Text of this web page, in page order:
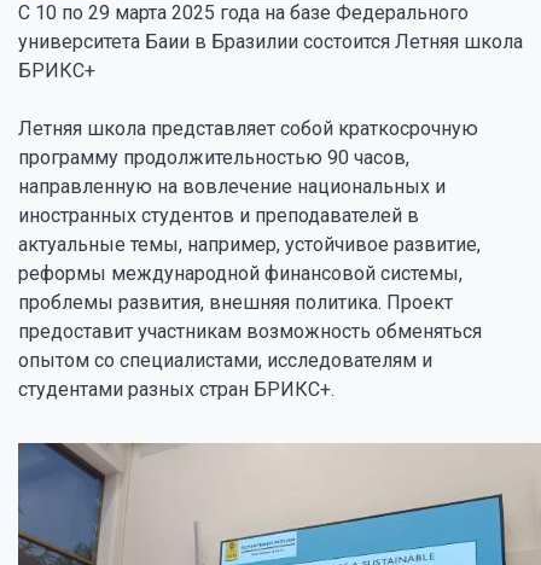
С 10 по 29 марта 2025 года на базе Федерального
университета Баии в Бразилии состоится Летняя школа
БРИКС+
Летняя школа представляет собой краткосрочную
программу продолжительностью 90 часов,
направленную на вовлечение национальных и
иностранных студентов и преподавателей в
актуальные темы, например, устойчивое развитие,
реформы международной финансовой системы,
проблемы развития, внешняя политика. Проект
предоставит участникам возможность обменяться
опытом со специалистами, исследователям и
студентами разных стран БРИКС+.